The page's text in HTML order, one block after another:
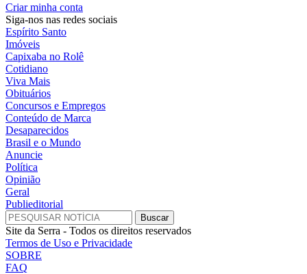
Criar minha conta
Siga-nos nas redes sociais
Espírito Santo
Imóveis
Capixaba no Rolê
Cotidiano
Viva Mais
Obituários
Concursos e Empregos
Conteúdo de Marca
Desaparecidos
Brasil e o Mundo
Anuncie
Política
Opinião
Geral
Publieditorial
Site da Serra - Todos os direitos reservados
Termos de Uso e Privacidade
SOBRE
FAQ